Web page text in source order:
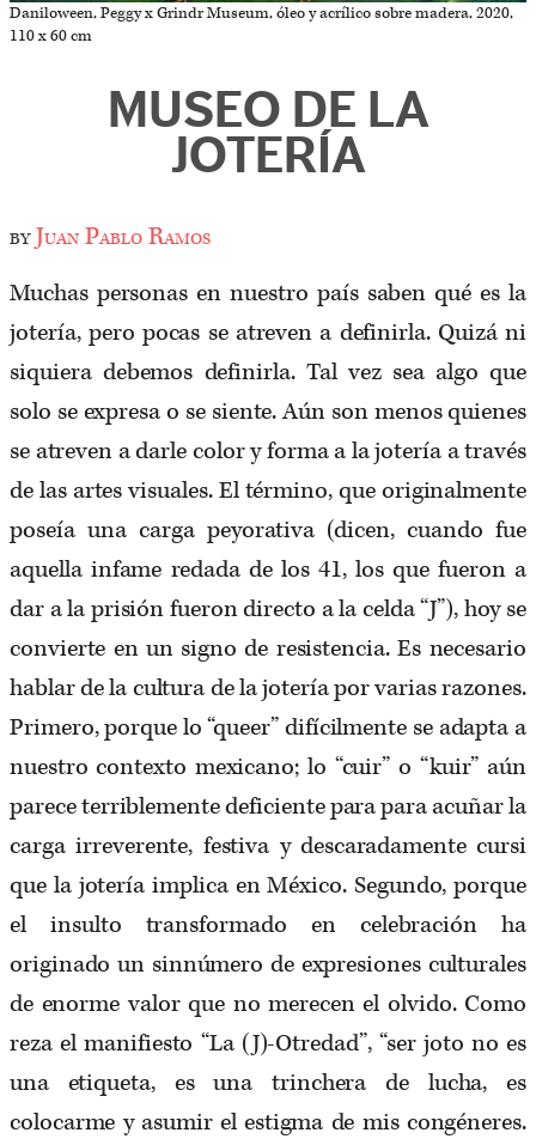
Daniloween, Peggy x Grindr Museum, óleo y acrílico sobre madera, 2020,
110 x 60 cm
MUSEO DE LA
JOTERÍA
byJuan Pablo Ramos
Muchas personas en nuestro país saben qué es la
jotería, pero pocas se atreven a definirla. Quizá ni
siquiera debemos definirla. Tal vez sea algo que
solo se expresa o se siente. Aún son menos quienes
se atreven a darle color y forma a la jotería a través
de las artes visuales. El término, que originalmente
poseía una carga peyorativa (dicen, cuando fue
aquella infame redada de los 41, los que fueron a
dar a la prisión fueron directo a la celda “J”), hoy se
convierte en un signo de resistencia. Es necesario
hablar de la cultura de la jotería por varias razones.
Primero, porque lo “queer” difícilmente se adapta a
nuestro contexto mexicano; lo “cuir” o “kuir” aún
parece terriblemente deficiente para para acuñar la
carga irreverente, festiva y descaradamente cursi
que la jotería implica en México. Segundo, porque
el insulto transformado en celebración ha
originado un sinnúmero de expresiones culturales
de enorme valor que no merecen el olvido. Como
reza el manifiesto “La (J)-Otredad”, “ser joto no es
una etiqueta, es una trinchera de lucha, es
colocarme y asumir el estigma de mis congéneres.